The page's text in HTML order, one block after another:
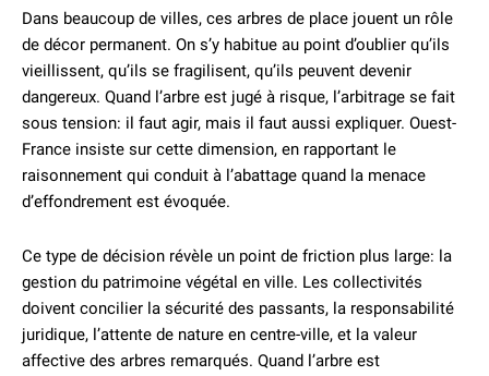
Dans beaucoup de villes, ces arbres de place jouent un rôle
de décor permanent. On s’y habitue au point d’oublier qu’ils
vieillissent, qu’ils se fragilisent, qu’ils peuvent devenir
dangereux. Quand l’arbre est jugé à risque, l’arbitrage se fait
sous tension: il faut agir, mais il faut aussi expliquer. Ouest-
France insiste sur cette dimension, en rapportant le
raisonnement qui conduit à l’abattage quand la menace
d’effondrement est évoquée.
Ce type de décision révèle un point de friction plus large: la
gestion du patrimoine végétal en ville. Les collectivités
doivent concilier la sécurité des passants, la responsabilité
juridique, l’attente de nature en centre-ville, et la valeur
affective des arbres remarqués. Quand l’arbre est